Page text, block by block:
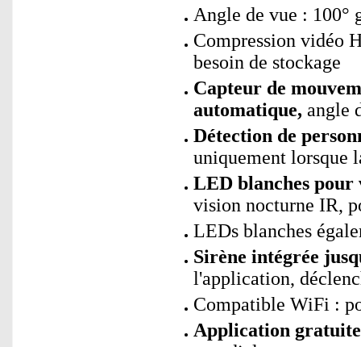
Angle de vue : 100°
Compression vidéo
besoin de stockage
Capteur de
automatique, angle
Détection de
uniquement lorsque
LED blanches pour
vision nocturne IR,
LEDs blanches
Sirène intégrée
l'application,
Compatible WiFi :
Application